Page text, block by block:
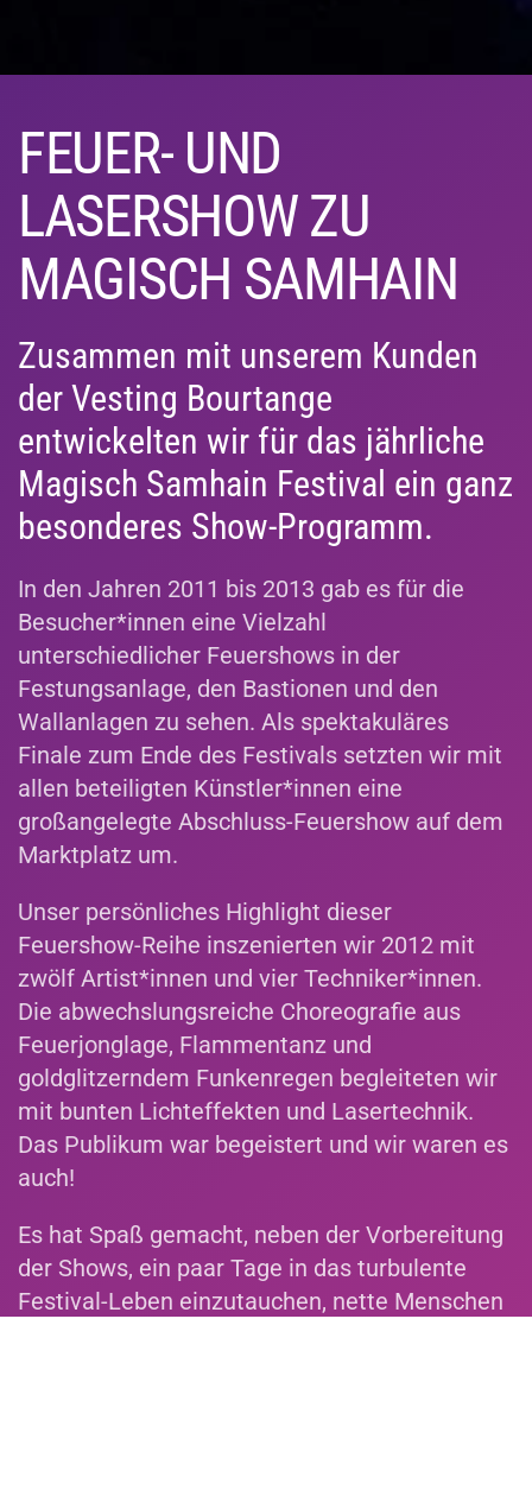
FEUER- UND
LASERSHOW ZU
MAGISCH SAMHAIN
Zusammen mit unserem Kunden
der Vesting Bourtange
entwickelten wir für das jährliche
Magisch Samhain Festival ein ganz
besonderes Show-Programm.
In den Jahren 2011 bis 2013 gab es für die
Besucher*innen eine Vielzahl
unterschiedlicher Feuershows in der
Festungsanlage, den Bastionen und den
Wallanlagen zu sehen. Als spektakuläres
Finale zum Ende des Festivals setzten wir mit
allen beteiligten Künstler*innen eine
großangelegte Abschluss-Feuershow auf dem
Marktplatz um.
Unser persönliches Highlight dieser
Feuershow-Reihe inszenierten wir 2012 mit
zwölf Artist*innen und vier Techniker*innen.
Die abwechslungsreiche Choreografie aus
Feuerjonglage, Flammentanz und
goldglitzerndem Funkenregen begleiteten wir
mit bunten Lichteffekten und Lasertechnik.
Das Publikum war begeistert und wir waren es
auch!
Es hat Spaß gemacht, neben der Vorbereitung
der Shows, ein paar Tage in das turbulente
Festival-Leben einzutauchen, nette Menschen